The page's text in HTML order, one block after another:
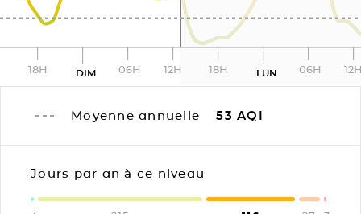
18H DIM 06H 12H 18H LUN 06H
Moyenne annuelle 53 AQI
Jours par an à ce niveau